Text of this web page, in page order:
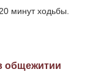
минут ходьбы.
общежитии